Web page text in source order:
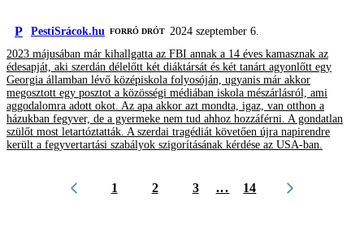
P PestiSrácok.hu FORRÓ DRÓT 2024 szeptember 6.
2023 májusában már kihallgatta az FBI annak a 14 éves kamasznak az
édesapját, aki szerdán délelőtt két diáktársát és két tanárt agyonlőtt egy
Georgia államban lévő középiskola folyosóján, ugyanis már akkor
megosztott egy posztot a közösségi médiában iskola mészárlásról, ami
aggodalomra adott okot. Az apa akkor azt mondta, igaz, van otthon a
házukban fegyver, de a gyermeke nem tud ahhoz hozzáférni. A gondatlan
szülőt most letartóztatták. A szerdai tragédiát követően újra napirendre
került a fegyvertartási szabályok szigorításának kérdése az USA-ban.
1 2 3 ... 14